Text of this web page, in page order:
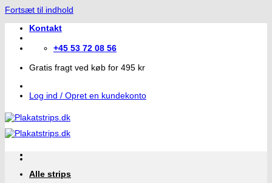
Fortsæt til indhold
Kontakt
+45 53 72 08 56
Gratis fragt ved køb for 495 kr
Log ind / Opret en kundekonto
Alle strips